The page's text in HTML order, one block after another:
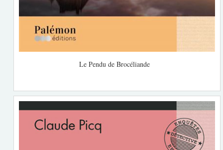
Le Pendu de Brocéliande